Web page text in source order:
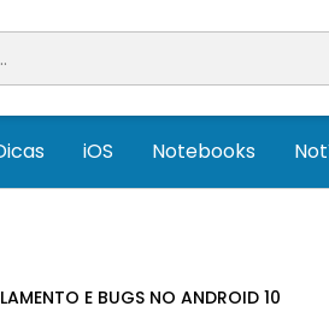
iOS Notebooks
E BUGS NO ANDROID 10